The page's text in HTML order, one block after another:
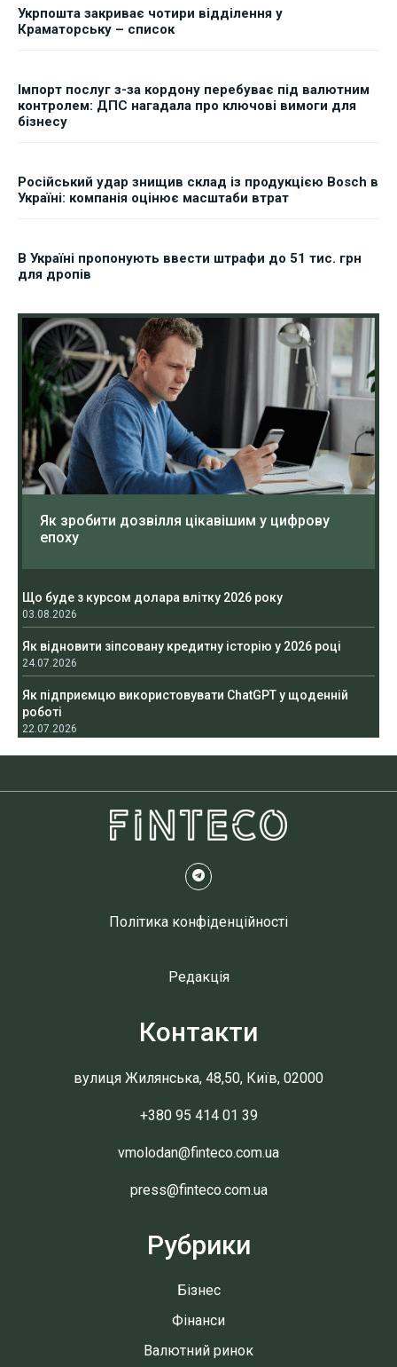
Укрпошта закриває чотири відділення у
Краматорську – список
Імпорт послуг з-за кордону перебуває під валютним
контролем: ДПС нагадала про ключові вимоги для
бізнесу
Російський удар знищив склад із продукцією Bosch в
Україні: компанія оцінює масштаби втрат
В Україні пропонують ввести штрафи до 51 тис. грн
для дропів
Як зробити дозвілля цікавішим у цифрову
епоху
Що буде з курсом долара влітку 2026 року
03.08.2026
Як відновити зіпсовану кредитну історію у 2026 році
24.07.2026
Як підприємцю використовувати ChatGPT у щоденній
роботі
22.07.2026
Політика конфіденційності
Редакція
Контакти
вулиця Жилянська, 48,50, Київ, 02000
+380 95 414 01 39
vmolodan@finteco.com.ua
press@finteco.com.ua
Рубрики
Бізнес
Фінанси
Валютний ринок